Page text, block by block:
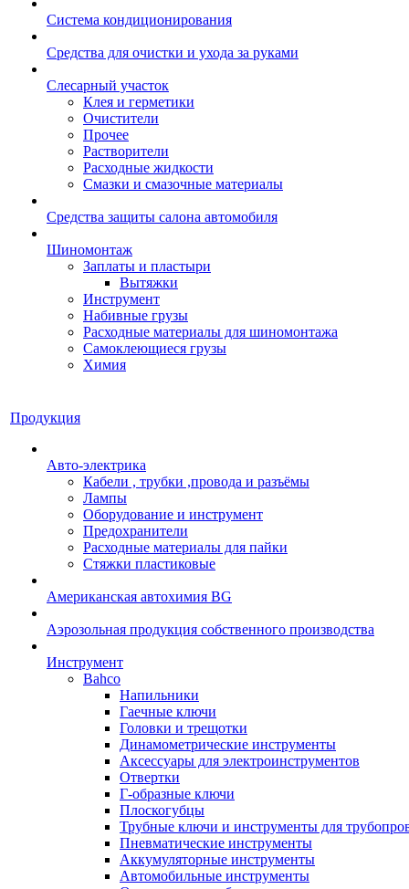
Система кондиционирования
Средства для очистки и ухода за руками
Слесарный участок
Клея и герметики
Очистители
Прочее
Растворители
Расходные жидкости
Смазки и смазочные материалы
Средства защиты салона автомобиля
Шиномонтаж
Заплаты и пластыри
Вытяжки
Инструмент
Набивные грузы
Расходные материалы для шиномонтажа
Самоклеющиеся грузы
Химия
Продукция
Авто-электрика
Кабели , трубки ,провода и разъёмы
Лампы
Оборудование и инструмент
Предохранители
Расходные материалы для пайки
Стяжки пластиковые
Американская автохимия BG
Аэрозольная продукция собственного производства
Инструмент
Bahco
Напильники
Гаечные ключи
Головки и трещотки
Динамометрические инструменты
Аксессуары для электроинструментов
Отвертки
Г-образные ключи
Плоскогубцы
Трубные ключи и инструменты для
Пневматические инструменты
Аккумуляторные инструменты
Автомобильные инструменты